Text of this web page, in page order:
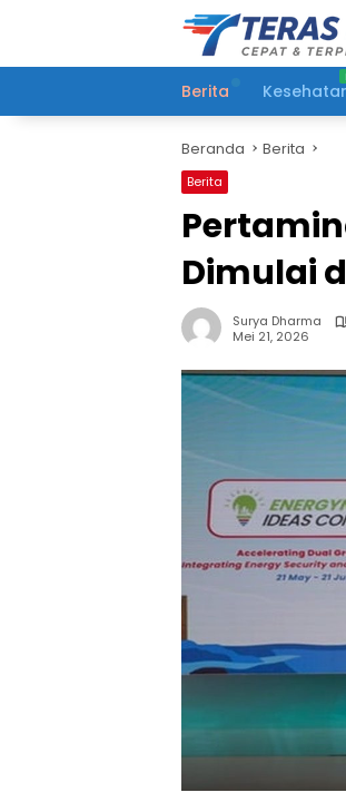
Berita
Beranda Berita
Berita
Dimulai
Surya Dharma
Mei 21, 2026